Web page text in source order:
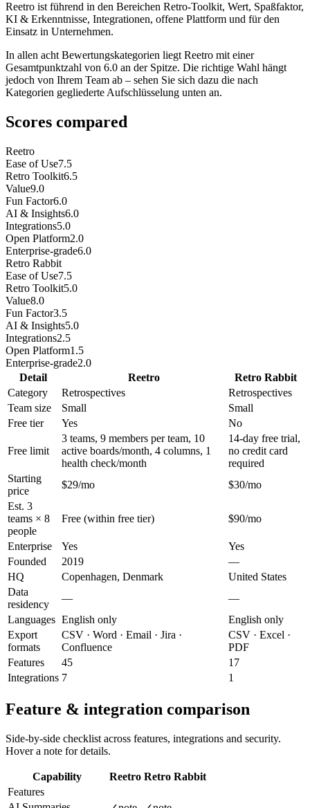
Reetro ist führend in den Bereichen Retro-Toolkit, Wert, Spaßfaktor,
KI & Erkenntnisse, Integrationen, offene Plattform und für den
Einsatz in Unternehmen.
In allen acht Bewertungskategorien liegt Reetro mit einer
Gesamtpunktzahl von 6.0 an der Spitze. Die richtige Wahl hängt
jedoch von Ihrem Team ab – sehen Sie sich dazu die nach
Kategorien gegliederte Aufschlüsselung unten an.
Scores compared
Reetro
Ease of Use7.5
Retro Toolkit6.5
Value9.0
Fun Factor6.0
AI & Insights6.0
Integrations5.0
Open Platform2.0
Enterprise-grade6.0
Retro Rabbit
Ease of Use7.5
Retro Toolkit5.0
Value8.0
Fun Factor3.5
AI & Insights5.0
Integrations2.5
Open Platform1.5
Enterprise-grade2.0
Detail
Reetro
Retro Rabbit
Category
Retrospectives
Retrospectives
Team size
Small
Small
Free tier
Yes No
Free limit
3 teams, 9 members per team, 10
active boards/month, 4 columns, 1
health check/month
14-day free trial,
no credit card
required
Starting
price
$29/mo
$30/mo
Est. 3
teams × 8
people
Free (within free tier) $90/mo
Enterprise Yes
Yes
Founded
2019
—
HQ
Copenhagen, Denmark
United States
Data
residency
—
—
Languages English only
English only
Export
formats
CSV · Word · Email · Jira ·
Confluence
CSV · Excel ·
PDF
Features
45
17
Integrations 7 1
Feature & integration comparison
Side-by-side checklist across features, integrations and security.
Hover a note for details.
Capability Reetro Retro Rabbit
Features